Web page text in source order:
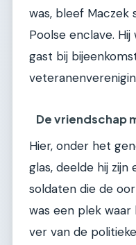
was, bleef Maczek
Poolse enclave.
gast bij
De vriendschap
Hier, onder het
glas, deelde hij
soldaten die de
was een plek
ver van de